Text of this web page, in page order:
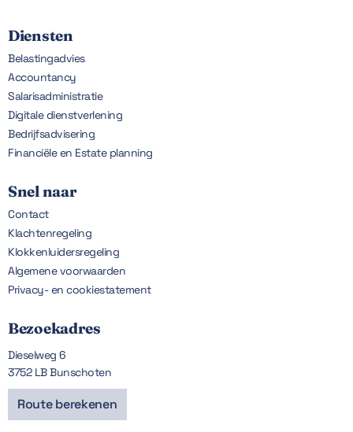
Diensten
Belastingadvies
Accountancy
Salarisadministratie
Digitale dienstverlening
Bedrijfsadvisering
Financiële en Estate planning
Snel naar
Contact
Klachtenregeling
Klokkenluidersregeling
Algemene voorwaarden
Privacy- en cookiestatement
Bezoekadres
Dieselweg 6
3752 LB Bunschoten
Route berekenen